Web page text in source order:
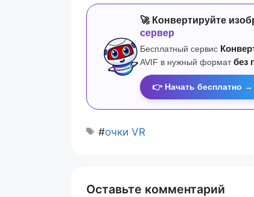
🚀 Конвертируйте
сервер
Бесплатный сервис
AVIF в нужный формат без
👉 Начать бесплатно →
#очки VR
Оставьте комментарий